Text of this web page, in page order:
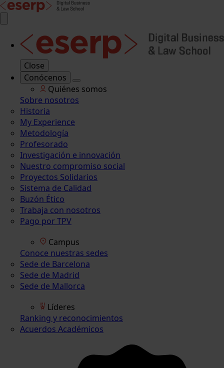
Close
Conócenos
Quiénes somos
Sobre nosotros
Historia
My Experience
Metodología
Profesorado
Investigación e innovación
Nuestro compromiso social
Proyectos Solidarios
Sistema de Calidad
Buzón Ético
Trabaja con nosotros
Pago por TPV
Campus
Conoce nuestras sedes
Sede de Barcelona
Sede de Madrid
Sede de Mallorca
Líderes
Ranking y reconocimientos
Acuerdos Académicos